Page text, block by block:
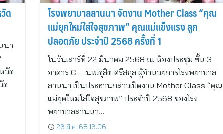
ด
นา
วัด
ด
โรงพยาบาลลานนา จัดงาน Mother Class “คุณ
แม่ยุคใหม่ใส่ใจสุขภาพ” คุณแม่แข็งแรง ลูก
ปลอดภัย ประจำปี 2568 ครั้งที่ 1
ในวันเสาร์ที่ 22 มีนาคม 2568 ณ ห้องประชุม ชั้น 3
อาคาร C … นพ.ดุสิต ศรีสกุล ผู้อำนวยการโรงพยาบาล
ลานนา เป็นประธานกล่าวเปิดงาน Mother Class “คุณ
แม่ยุคใหม่ใส่ใจสุขภาพ” ประจำปี 2568 ของโรง
พยาบาลลานนา…
26 มี.ค. 68 16:06